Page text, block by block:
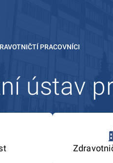
PRACOVNÍCI
ústav